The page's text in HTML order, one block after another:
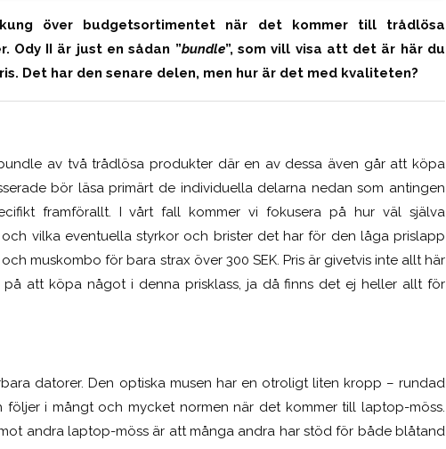
över budgetsortimentet när det kommer till trådlösa
Ody II är just en sådan ”bundle”, som vill visa att det är här du
Det har den senare delen, men hur är det med kvaliteten?
av två trådlösa produkter där en av dessa även går att köpa
bör läsa primärt de individuella delarna nedan som antingen
framförallt. I vårt fall kommer vi fokusera på hur väl själva
vilka eventuella styrkor och brister det har för den låga prislapp
muskombo för bara strax över 300 SEK. Pris är givetvis inte allt här
att köpa något i denna prisklass, ja då finns det ej heller allt för
datorer. Den optiska musen har en otroligt liten kropp – rundad
i mångt och mycket normen när det kommer till laptop-möss.
andra laptop-möss är att många andra har stöd för både blåtand